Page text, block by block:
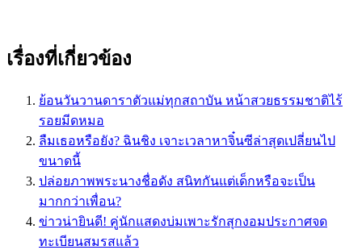
เรื่องที่เกี่ยวข้อง
ย้อนวันวานดาราตัวแม่ทุกสถาบัน หน้าสวยธรรมชาติไร้
รอยมีดหมอ
ลืมเธอหรือยัง? ฉินชิง เจาะเวลาหาจิ๋นซีล่าสุดเปลี่ยนไป
ขนาดนี้
ปล่อยภาพพระนางชื่อดัง สนิทกันแต่เด็กหรือจะเป็น
มากกว่าเพื่อน?
ข่าวน่ายินดี! คู่นักแสดงบ่มเพาะรักสุกงอมประกาศจด
ทะเบียนสมรสแล้ว